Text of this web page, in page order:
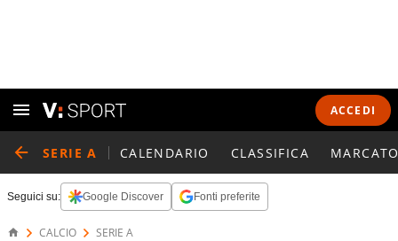
ACCEDI
SERIE A CALENDARIO CLASSIFICA
Seguici su: Google Discover Fonti preferite
CALCIO SERIE A